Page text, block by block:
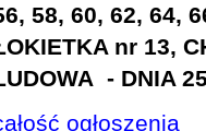
58, 60, 62, 64,
nr 13,
- DNIA
ogłoszenia